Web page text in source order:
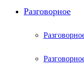
Разговорное